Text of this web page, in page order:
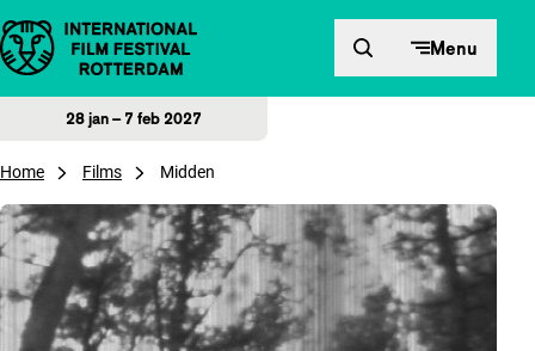
Direct naar inhoud Menu
28 jan – 7 feb 2027
Home Films Midden